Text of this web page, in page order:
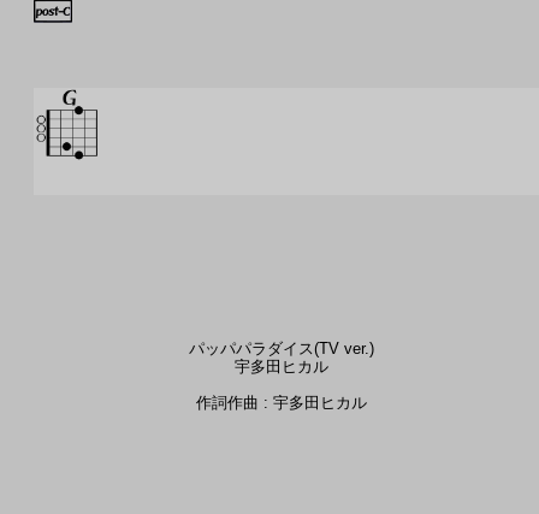
パッパパラダイス(TV ver.)
宇多田ヒカル
作詞作曲 : 宇多田ヒカル